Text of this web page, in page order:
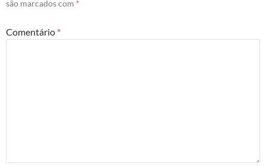
são marcados com *
Comentário *